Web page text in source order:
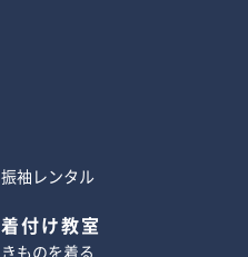
振袖レンタル
着付け教室